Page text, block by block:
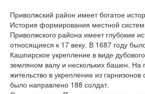
Приволжский район имеет богатое
История формирования местной
Приволжского района имеет глубокие
относящиеся к 17 веку. В 1687 году
Кашпирское укрепление в виде
земляном валу и нескольких башен. На
жительство в укрепление из гарнизонов
было направлено 188 солдат.